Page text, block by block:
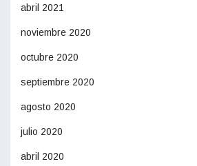
abril 2021
noviembre 2020
octubre 2020
septiembre 2020
agosto 2020
julio 2020
abril 2020